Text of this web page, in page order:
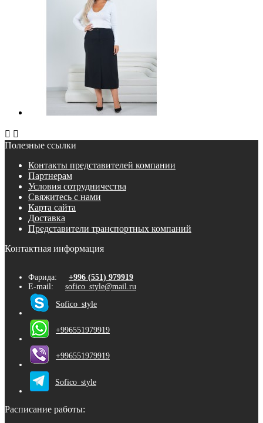
 
Полезные ссылки
Контакты представителей компании
Партнерам
Условия сотрудничества
Свяжитесь с нами
Карта сайта
Доставка
Представители транспортных компаний
Контактная информация
Фарида: +996 (551) 979919
E-mail: sofico_style@mail.ru
Sofico_style
+996551979919
+996551979919
Sofico_style
Расписание работы: